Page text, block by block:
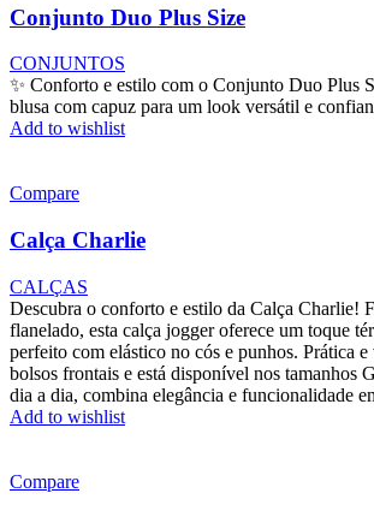
Conjunto Duo Plus Size
CONJUNTOS
✨ Conforto e estilo com o Conjunto Duo Plus
blusa com capuz para um look versátil e
Add to wishlist
Compare
Calça Charlie
CALÇAS
Descubra o conforto e estilo da Calça Charlie!
flanelado, esta calça jogger oferece um toque
perfeito com elástico no cós e punhos. Prática
bolsos frontais e está disponível nos tamanhos
dia a dia, combina elegância e funcionalidade
Add to wishlist
Compare